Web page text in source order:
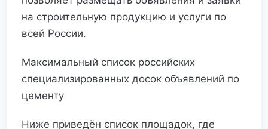
на строительную продукцию и услуги по
всей России.
Максимальный список российских
специализированных досок объявлений по
цементу
Ниже приведён список площадок, где